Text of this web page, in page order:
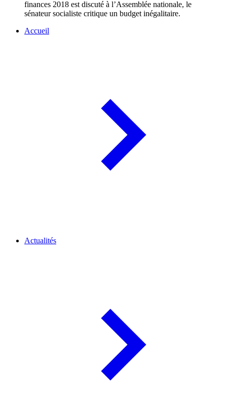
finances 2018 est discuté à l’Assemblée nationale, le
sénateur socialiste critique un budget inégalitaire.
Accueil
Actualités